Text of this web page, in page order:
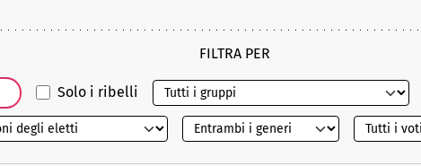
FILTRA PER
Solo i ribelli